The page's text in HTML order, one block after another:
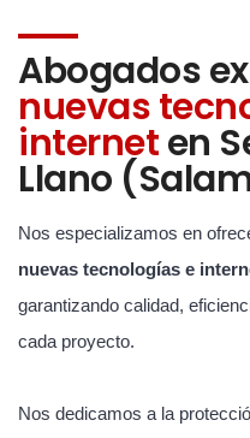
Abogados
nuevas
interneten
Llano
Nos especializamos en
nuevas tecnologías e
garantizando calidad,
cada proyecto.
Nos dedicamos a la